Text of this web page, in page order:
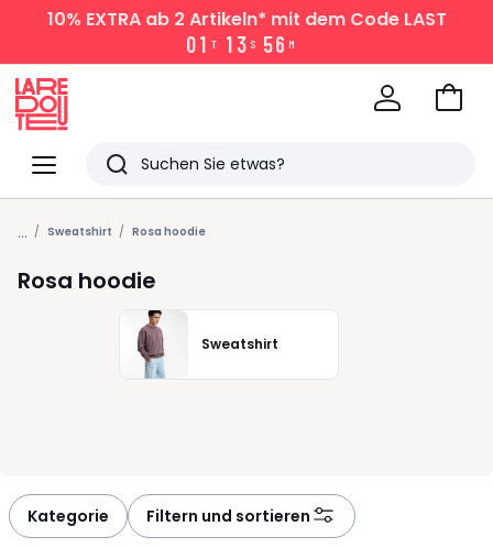
10% EXTRAab 2 Artikeln* mit dem Code LAST
01 T 1 3 S 56 M
Menü
Redoute
Suchen
Zuletzt
angesehen
Artikel
Zum
... Sweatshirt Rosa hoodie
Rosa hoodie
Sweatshirt
Kategorie Filtern und sortieren